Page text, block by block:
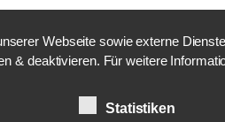
Webseite sowie externe
& deaktivieren. Für weitere
Statistiken